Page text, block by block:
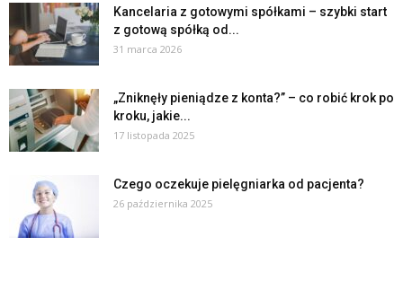
Kancelaria z gotowymi spółkami – szybki start
z gotową spółką od...
31 marca 2026
„Zniknęły pieniądze z konta?” – co robić krok po
kroku, jakie...
17 listopada 2025
Czego oczekuje pielęgniarka od pacjenta?
26 października 2025